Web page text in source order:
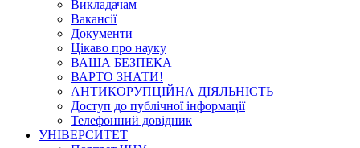
Викладачам
Вакансії
Документи
Цікаво про науку
ВАША БЕЗПЕКА
ВАРТО ЗНАТИ!
АНТИКОРУПЦІЙНА ДІЯЛЬНІСТЬ
Доступ до публічної інформації
Телефонний довідник
УНІВЕРСИТЕТ